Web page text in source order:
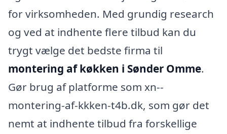
for virksomheden. Med grundig research
og ved at indhente flere tilbud kan du
trygt vælge det bedste firma til
montering af køkken i Sønder Omme.
Gør brug af platforme som xn--
montering-af-kkken-t4b.dk, som gør det
nemt at indhente tilbud fra forskellige